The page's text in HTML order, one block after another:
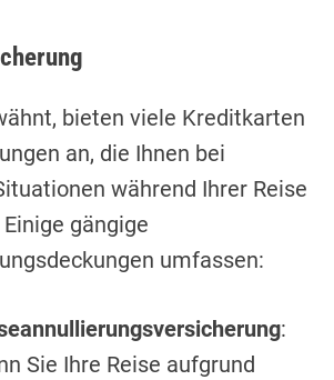
bieten viele Kreditkarten
an, die Ihnen bei
während Ihrer Reise
gängige
umfassen:
:
Sie Ihre Reise aufgrund